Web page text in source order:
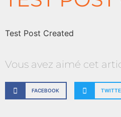
Test Post Created
Vous avez aimé cet
FACEBOOK